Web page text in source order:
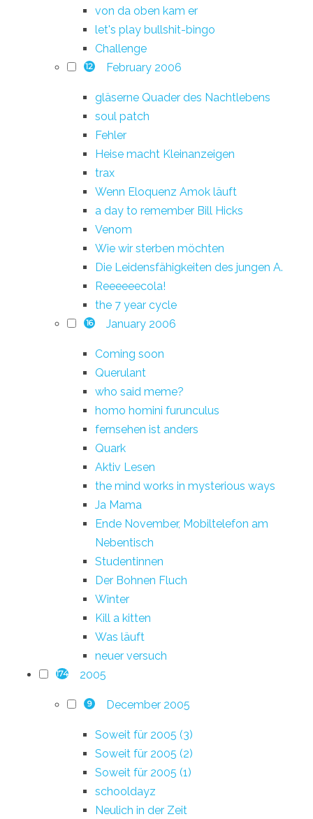
von da oben kam er
let's play bullshit-bingo
Challenge
12 February 2006
gläserne Quader des Nachtlebens
soul patch
Fehler
Heise macht Kleinanzeigen
trax
Wenn Eloquenz Amok läuft
a day to remember Bill Hicks
Venom
Wie wir sterben möchten
Die Leidensfähigkeiten des jungen A.
Reeeeeecola!
the 7 year cycle
16 January 2006
Coming soon
Querulant
who said meme?
homo homini furunculus
fernsehen ist anders
Quark
Aktiv Lesen
the mind works in mysterious ways
Ja Mama
Ende November, Mobiltelefon am
Nebentisch
Studentinnen
Der Bohnen Fluch
Winter
Kill a kitten
Was läuft
neuer versuch
174 2005
9 December 2005
Soweit für 2005 (3)
Soweit für 2005 (2)
Soweit für 2005 (1)
schooldayz
Neulich in der Zeit